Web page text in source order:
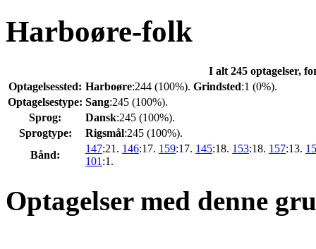
Harboøre-folk
I alt 245 optagelser,
Optagelsessted: Harboøre:244 (100%). Grindsted:1 (0%).
Optagelsestype: Sang:245 (100%).
Sprog:
Dansk:245 (100%).
Sprogtype:
Rigsmål:245 (100%).
Bånd:
147:21. 146:17. 159:17. 145:18. 153:18. 157:13.
101 :1.
Optagelser med denne